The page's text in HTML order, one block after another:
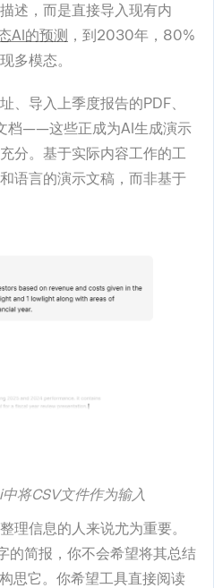
述，而是直接导入现有内
AI的预测 ，到2030年，80%
多模态。
、导入上季度报告的PDF、
档——这些正成为AI生成演示
分。基于实际内容工作的工
语言的演示文稿，而非基于
将CSV文件作为输入
理信息的人来说尤为重要。
简报，你不会希望将其总结
思它。你希望工具直接阅读